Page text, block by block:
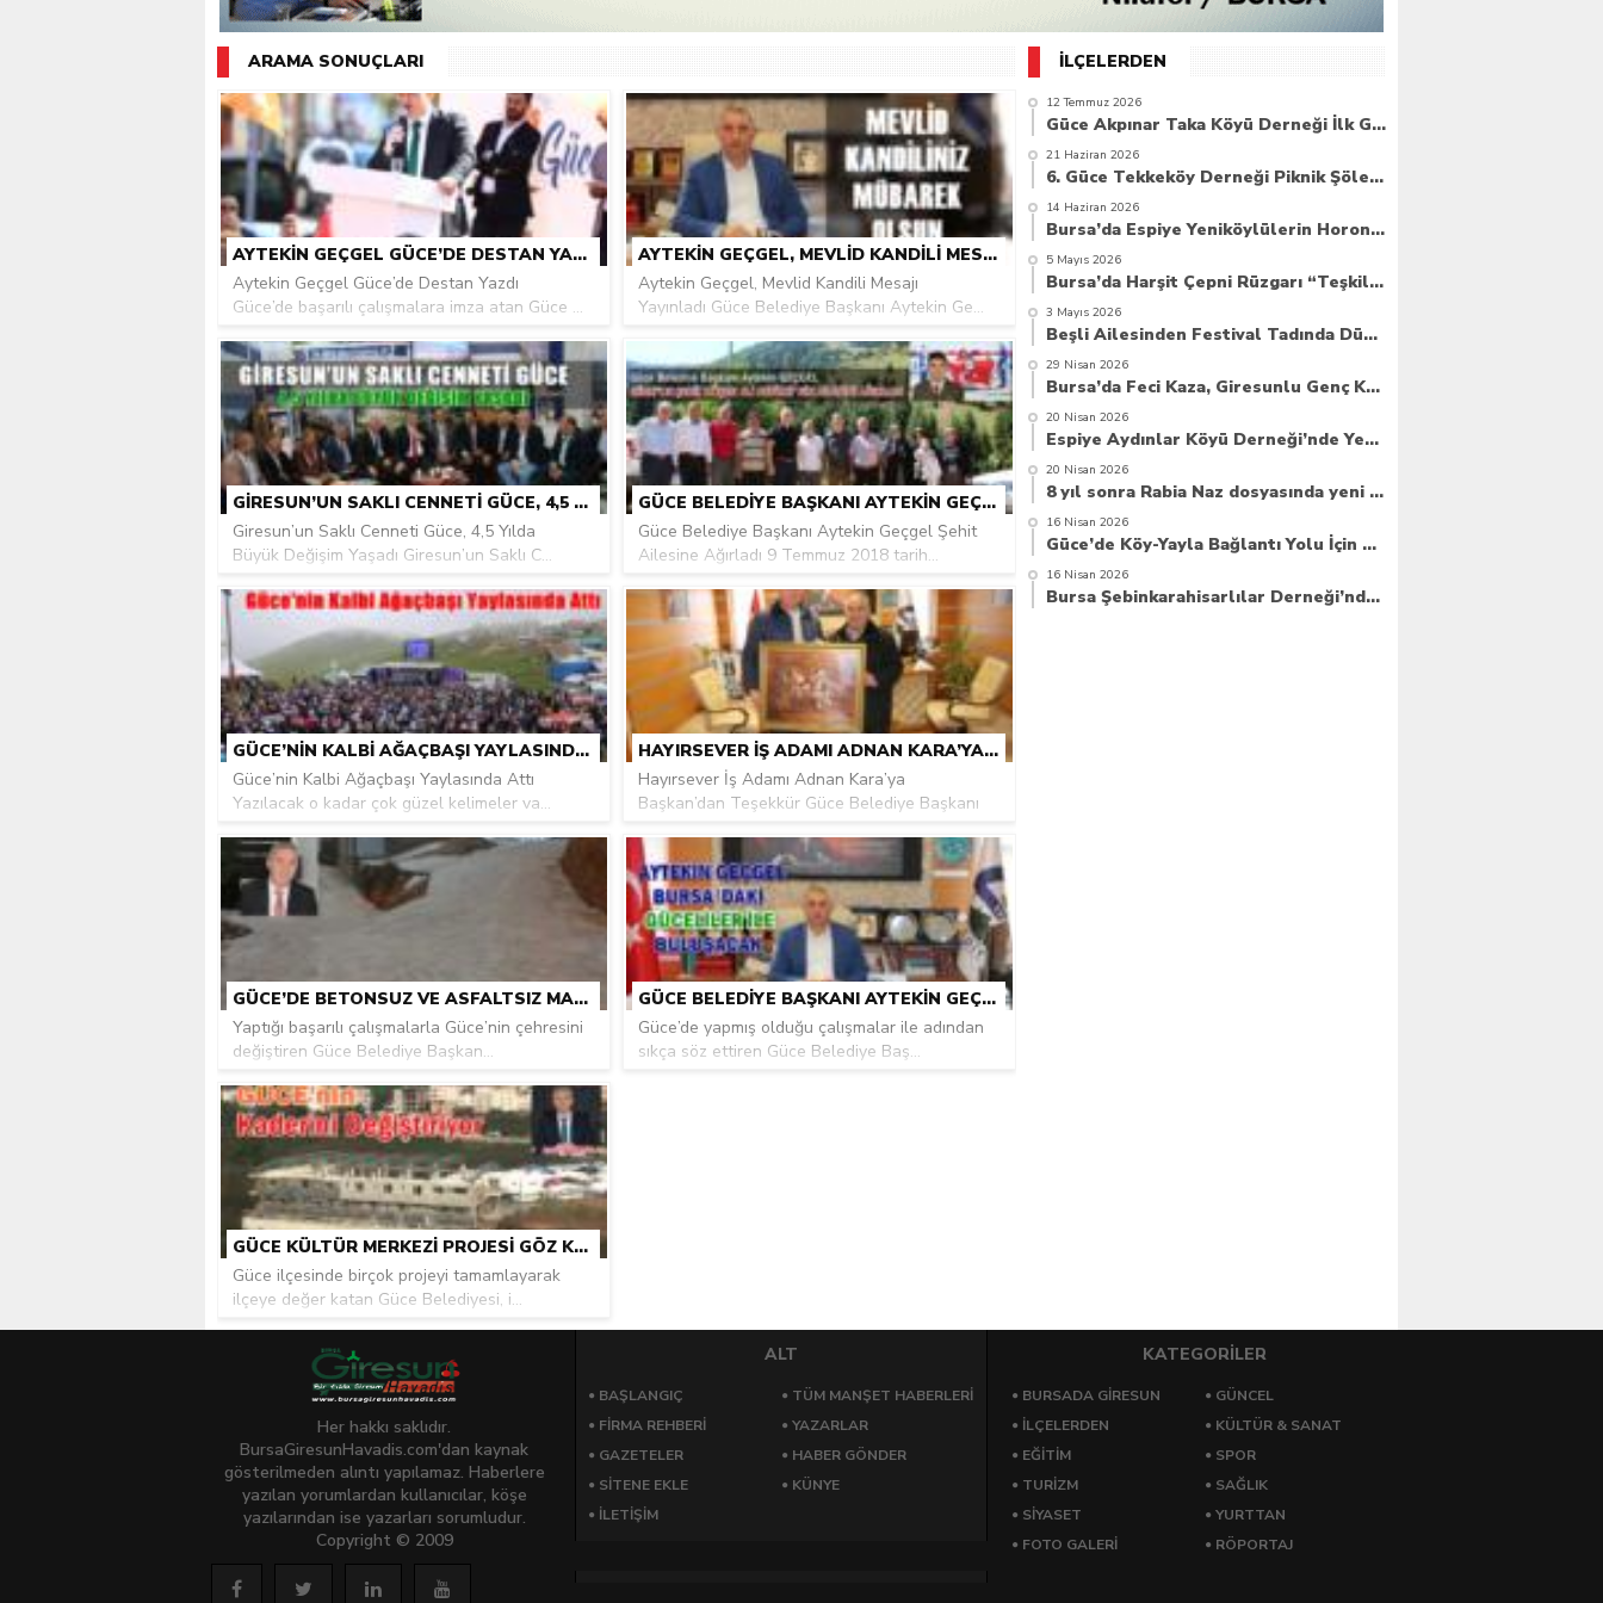
ARAMA SONUÇLARI
AYTEKIN GEÇGEL GÜCE’DE DESTAN YAZDI
Aytekin Geçgel Güce’de Destan Yazdı
Güce’de başarılı çalışmalara imza atan Güce ...
AYTEKIN GEÇGEL, MEVLID KANDILI MESAJI YAYINLADI
Aytekin Geçgel, Mevlid Kandili Mesajı
Yayınladı Güce Belediye Başkanı Aytekin Ge...
GIRESUN’UN SAKLI CENNETI GÜCE, 4,5 YILDA BÜYÜK DEĞIŞIM YAŞADI
Giresun’un Saklı Cenneti Güce, 4,5 Yılda
Büyük Değişim Yaşadı Giresun’un Saklı C...
GÜCE BELEDIYE BAŞKANI AYTEKIN GEÇGEL ŞEHIT AILESINE AĞIRLADI
Güce Belediye Başkanı Aytekin Geçgel Şehit
Ailesine Ağırladı 9 Temmuz 2018 tarih...
GÜCE’NIN KALBI AĞAÇBAŞI YAYLASINDA ATTI
Güce’nin Kalbi Ağaçbaşı Yaylasında Attı
Yazılacak o kadar çok güzel kelimeler va...
HAYIRSEVER İŞ ADAMI ADNAN KARA’YA BAŞKAN’DAN TEŞEKKÜR
Hayırsever İş Adamı Adnan Kara’ya
Başkan’dan Teşekkür Güce Belediye Başkanı
GÜCE’DE BETONSUZ VE ASFALTSIZ MAHALLE YOLU KALMADI
Yaptığı başarılı çalışmalarla Güce’nin çehresini
değiştiren Güce Belediye Başkan...
GÜCE BELEDIYE BAŞKANI AYTEKIN GEÇGEL BURSA’DAKI GÜCELILER İLE BULUŞACAK
Güce’de yapmış olduğu çalışmalar ile adından
sıkça söz ettiren Güce Belediye Baş...
GÜCE KÜLTÜR MERKEZI PROJESI GÖZ KAMAŞTIRIYOR
Güce ilçesinde birçok projeyi tamamlayarak
ilçeye değer katan Güce Belediyesi, i...
İLÇELERDEN
12 Temmuz 2026
Güce Akpınar Taka Köyü Derneği İlk Genel Kurulunu Gerçekleştirdi
21 Haziran 2026
6. Güce Tekkeköy Derneği Piknik Şöleni Yoğun Katılımla Gerçekleşti
14 Haziran 2026
Bursa’da Espiye Yeniköylülerin Horonla Başlayan Piknik Şöleni, Geleceğe Atılan Temellerle Taçlandı
5 Mayıs 2026
Bursa’da Harşit Çepni Rüzgarı “Teşkilat Merkezi Coşkuyla Açıldı”
3 Mayıs 2026
Beşli Ailesinden Festival Tadında Düğün Cemiyeti
29 Nisan 2026
Bursa’da Feci Kaza, Giresunlu Genç Kaza Kurbanı Oldu
20 Nisan 2026
Espiye Aydınlar Köyü Derneği’nde Yeni Dönem: Genç Yönetim Göreve Başladı
20 Nisan 2026
8 yıl sonra Rabia Naz dosyasında yeni umut
16 Nisan 2026
Güce’de Köy-Yayla Bağlantı Yolu İçin Betonlama Çalışmaları Başlıyor
16 Nisan 2026
Bursa Şebinkarahisarlılar Derneği’nde Yeni Dönem Hızlı Başladı
Her hakkı saklıdır.
BursaGiresunHavadis.com'dan kaynak
gösterilmeden alıntı yapılamaz. Haberlere
yazılan yorumlardan kullanıcılar, köşe
yazılarından ise yazarları sorumludur.
Copyright © 2009
ALT
BAŞLANGIÇ
TÜM MANŞET HABERLERİ
FİRMA REHBERİ
YAZARLAR
GAZETELER
HABER GÖNDER
SİTENE EKLE
KÜNYE
İLETİŞİM
KATEGORİLER
BURSADA GİRESUN
GÜNCEL
İLÇELERDEN
KÜLTÜR & SANAT
EĞİTİM
SPOR
TURİZM
SAĞLIK
SİYASET
YURTTAN
FOTO GALERİ
RÖPORTAJ